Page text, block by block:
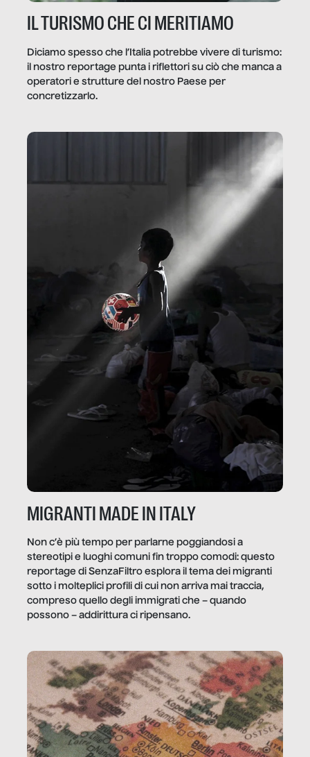
IL TURISMO CHE CI MERITIAMO
Diciamo spesso che l’Italia potrebbe vivere di turismo:
il nostro reportage punta i riflettori su ciò che manca a
operatori e strutture del nostro Paese per
concretizzarlo.
MIGRANTI MADE IN ITALY
Non c’è più tempo per parlarne poggiandosi a
stereotipi e luoghi comuni fin troppo comodi: questo
reportage di SenzaFiltro esplora il tema dei migranti
sotto i molteplici profili di cui non arriva mai traccia,
compreso quello degli immigrati che – quando
possono – addirittura ci ripensano.